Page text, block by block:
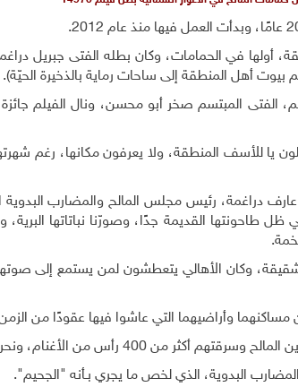
أولها في الحمامات، وكان بطله الفتى جبريل
المبتسم صخر أبو محسن، ونال الفيلم جائزة
للأسف المنطقة، ولا يعرفون مكانها، رغم شهرتها
عارف دراغمة، رئيس مجلس المالح والمضارب البدوية
ظل طاحونتها القديمة جدًا، وصورّنا نباتاتها
وكان الأهالي يتعطشون لمن يستمع إلى
مساكنهما وأراضيهما التي عاشوا فيها عقودًا من
رأس من الأغنام، ونحرهم جزءًا منها.
البدوية، الذي لخص ما يجري بـأنه "الجحيم".